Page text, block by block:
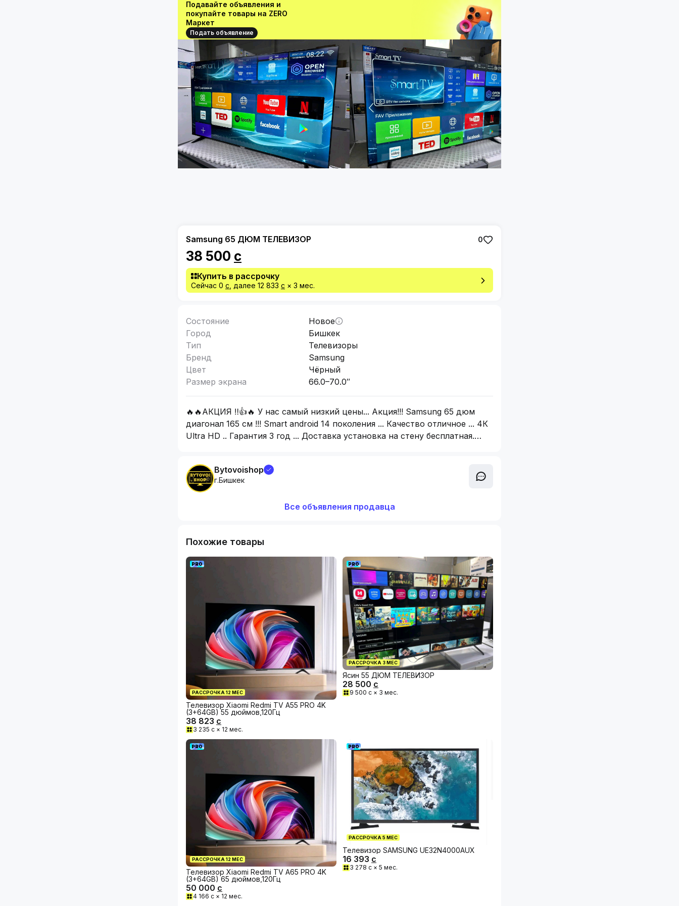
Подавайте объявления и
покупайте товары на ZERO
Маркет
Подать объявление
Samsung 65 ДЮМ ТЕЛЕВИЗОР 0
38 500 с
Купить в рассрочку
Сейчас 0 с , далее 12 833 с × 3 мес.
Состояние
Новое
Город
Бишкек
Тип
Телевизоры
Бренд
Samsung
Цвет
Чёрный
Размер экрана
66.0–70.0″
🔥🔥АКЦИЯ ‼️👍🔥 У нас самый низкий цены... Акция!!! Samsung 65 дюм
диагонал 165 см !!! Smart android 14 поколения ... Качество отличное ... 4К
Ultra HD .. Гарантия 3 год ... Доставка установка на стену бесплатная.
Bytovoishop
г.Бишкек
Все объявления продавца
Похожие товары
PRO
РАССРОЧКА 12 МЕС
Телевизор Xiaomi Redmi TV A55 PRO 4K
(3+64GB) 55 дюймов,120Гц
38 823 с
3 235 с × 12 мес.
PRO
РАССРОЧКА 3МЕС
Ясин 55 ДЮМ ТЕЛЕВИЗОР
28 500 с
9 500 с × 3 мес.
PRO
РАССРОЧКА 12 МЕС
Телевизор Xiaomi Redmi TV A65 PRO 4K
(3+64GB) 65 дюймов,120Гц
50 000 с
4 166 с × 12 мес.
PRO
РАССРОЧКА 5 МЕС
Телевизор SAMSUNG UE32N4000AUX
16 393 с
3 278 с × 5 мес.